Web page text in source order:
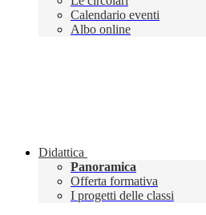
Calendario eventi
Albo online
Didattica
Panoramica
Offerta formativa
I progetti delle classi